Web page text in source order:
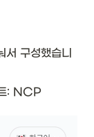
서 구성했습니
: NCP